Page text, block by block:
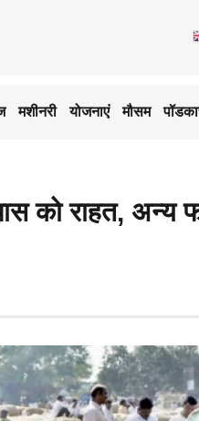
मशीनरी योजनाएं मौसम
को राहत,